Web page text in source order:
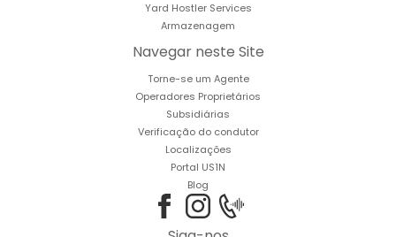
Yard Hostler Services
Armazenagem
Navegar neste Site
Torne-se um Agente
Operadores Proprietários
Subsidiárias
Verificação do condutor
Localizações
Portal US1N
Blog